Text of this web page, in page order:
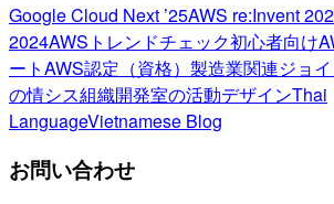
Google Cloud Next ’25AWS re:Invent
2024AWSトレンドチェック初心者向け
ートAWS認定（資格） 製造業関連ジョ
の情シス組織開発室の活動デザインThai
LanguageVietnamese Blog
お問い合わせ